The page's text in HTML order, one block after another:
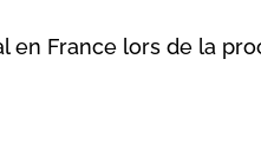
en France lors de la